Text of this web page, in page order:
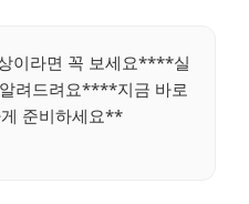
이라면 꼭 보세요****실
려드려요****지금 바로
준비하세요**